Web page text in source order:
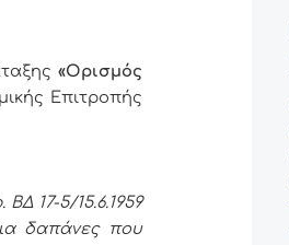
«Ορισμός
Επιτροπής
17-5/15.6.1959
δαπάνες που